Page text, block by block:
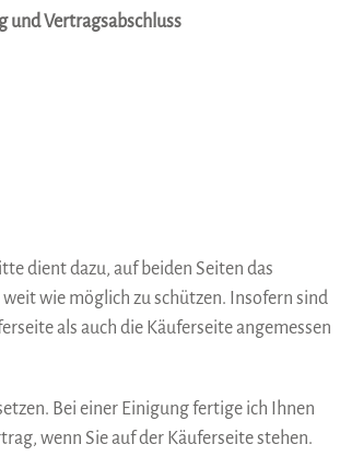
und Vertragsabschluss
dient dazu, auf beiden Seiten das
wie möglich zu schützen. Insofern sind
als auch die Käuferseite angemessen
Bei einer Einigung fertige ich Ihnen
wenn Sie auf der Käuferseite stehen.